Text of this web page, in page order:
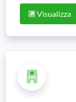
Visualizza